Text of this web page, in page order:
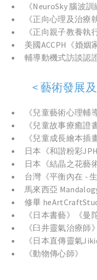
《NeuroSky 腦波訓
《正向心理及治療
《正向親子教養執
美國ACCPH《婚姻
輔導動機式訪談認
< 藝術發展及
《兒童藝術心理輔
《兒童故事療癒證
《兒童成長繪本插
日本《和諧粉彩
日本《結晶之花藝
台灣《平衡內在 -
馬來西亞
修畢
《日本書藝》《曼
《臼井靈氣治療師
《日本直傳靈氣
《動物傳心師》